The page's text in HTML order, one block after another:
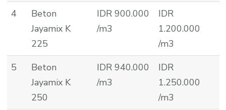
4
Beton
Jayamix K
225
IDR 900.000
/m3
IDR
1.200.000
/m3
5
Beton
Jayamix K
250
IDR 940.000
/m3
IDR
1.250.000
/m3